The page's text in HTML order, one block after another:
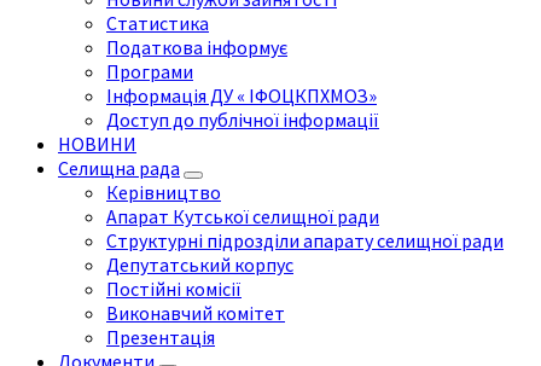
Статистика
Податкова інформує
Програми
Інформація ДУ « ІФОЦКПХМОЗ»
Доступ до публічної інформації
НОВИНИ
Селищна рада
Керівництво
Апарат Кутської селищної ради
Структурні підрозділи апарату селищної ради
Депутатський корпус
Постійні комісії
Виконавчий комітет
Презентація